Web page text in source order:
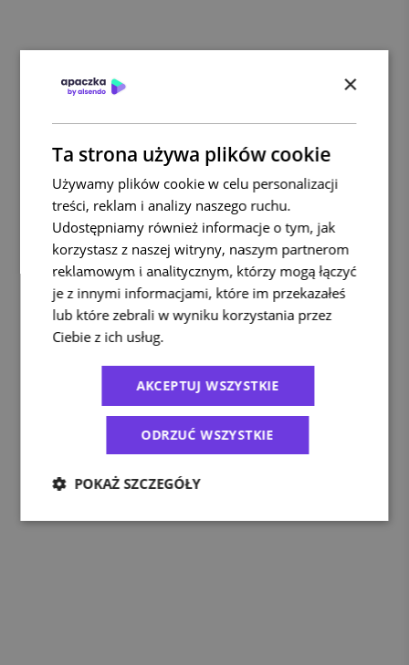
×
Ta strona używa plików cookie
Używamy plików cookie w celu personalizacji
treści, reklam i analizy naszego ruchu.
Udostępniamy również informacje o tym, jak
korzystasz z naszej witryny, naszym partnerom
reklamowym i analitycznym, którzy mogą łączyć
je z innymi informacjami, które im przekazałeś
lub które zebrali w wyniku korzystania przez
Ciebie z ich usług.
AKCEPTUJ WSZYSTKIE
ODRZUĆ WSZYSTKIE
POKAŻ SZCZEGÓŁY